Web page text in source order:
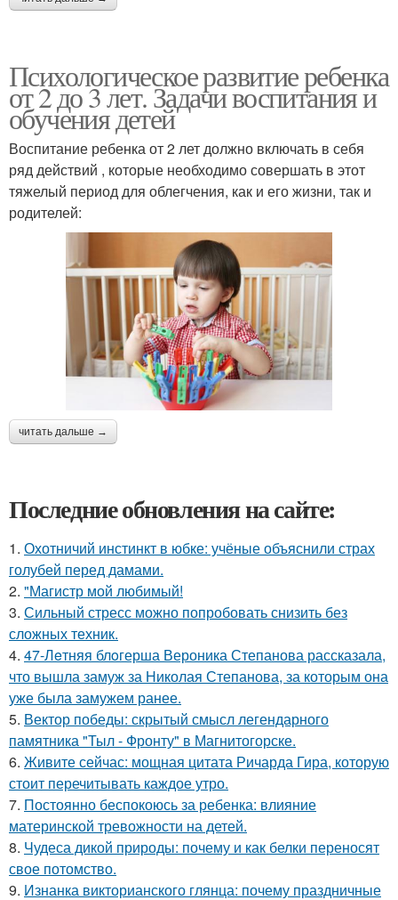
Психологическое развитие ребенка
от 2 до 3 лет. Задачи воспитания и
обучения детей
Воспитание ребенка от 2 лет должно включать в себя
ряд действий , которые необходимо совершать в этот
тяжелый период для облегчения, как и его жизни, так и
родителей:
читать дальше →
Последние обновления на сайте:
1. Охотничий инстинкт в юбке: учёные объяснили страх
голубей перед дамами.
2. "Магистр мой любимый!
3. Сильный стресс можно попробовать снизить без
сложных техник.
4. 47-Лeтняя блoгерша Вероника Степанова рассказала,
что вышла замуж за Николая Степанова, за которым она
уже была замужем ранее.
5. Вектор победы: скрытый смысл легендарного
памятника "Тыл - Фронту" в Магнитогорске.
6. Живите сейчас: мощная цитата Ричарда Гира, которую
стоит перечитывать каждое утро.
7. Постоянно беспокоюсь за ребенка: влияние
материнской тревожности на детей.
8. Чудеса дикой природы: почему и как белки переносят
свое потомство.
9. Изнанка викторианского глянца: почему праздничные